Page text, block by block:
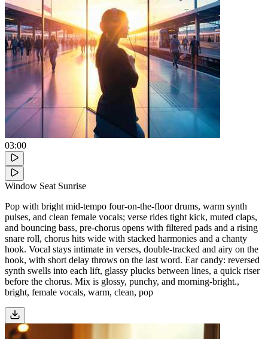
03:00
Window Seat Sunrise
Pop with bright mid-tempo four-on-the-floor drums, warm synth
pulses, and clean female vocals; verse rides tight kick, muted claps,
and bouncing bass, pre-chorus opens with filtered pads and a rising
snare roll, chorus hits wide with stacked harmonies and a chanty
hook. Vocal stays intimate in verses, double-tracked and airy on the
hook, with short delay throws on the last word. Ear candy: reversed
synth swells into each lift, glassy plucks between lines, a quick riser
before the chorus. Mix is glossy, punchy, and morning-bright.,
bright, female vocals, warm, clean, pop